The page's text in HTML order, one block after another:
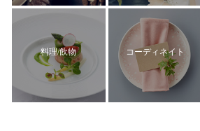
料理/飲物 コーディネイト